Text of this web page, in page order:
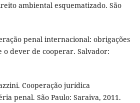
ambiental esquematizado. São
penal internacional: obrigações
o dever de cooperar. Salvador:
Cooperação jurídica
penal. São Paulo: Saraiva, 2011.